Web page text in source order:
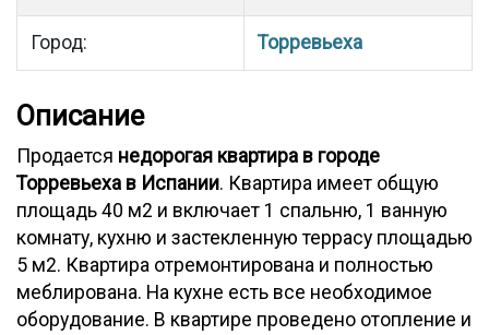
Город: Торревьеха
Описание
Продается недорогая квартира в городе
Торревьеха в Испании. Квартира имеет общую
площадь 40 м2 и включает 1 спальню, 1 ванную
комнату, кухню и застекленную террасу площадью
5 м2. Квартира отремонтирована и полностью
меблирована. На кухне есть все необходимое
оборудование. В квартире проведено отопление и